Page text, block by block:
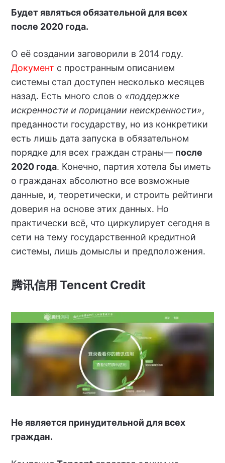
Будет являться обязательной для всех
после 2020 года.
О её создании заговорили в 2014 году.
Документ с пространным описанием
системы стал доступен несколько месяцев
назад. Есть много слов о «поддержке
искренности и порицании неискренности»,
преданности государству, но из конкретики
есть лишь дата запуска в обязательном
порядке для всех граждан страны— после
2020 года. Конечно, партия хотела бы иметь
о гражданах абсолютно все возможные
данные, и, теоретически, и строить рейтинги
доверия на основе этих данных. Но
практически всё, что циркулирует сегодня в
сети на тему государственной кредитной
системы, лишь домыслы и предположения.
腾讯信用 Tencent Credit
Не является принудительной для всех
граждан.